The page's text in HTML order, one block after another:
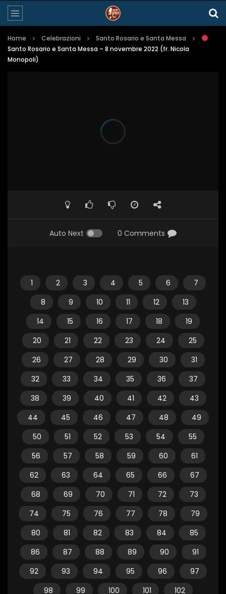
Home Celebrazioni
Santo Rosario e Santa Messa
Santo Rosario e Santa Messa – 8 novembre 2022 (fr. Nicola
Monopoli)
Auto Next 0 Comments
1 2 3 4 5 6
7
8
9 10 11 12
13
14
15 16 17 18
19
20
21 22 23 24
25
26
27 28 29 30
31
32
33 34 35 36
37
38
39 40 41 42
43
44
45 46 47 48
49
50
51 52 53 54
55
56
57 58 59 60
61
62
63 64 65 66
67
68
69 70 71 72
73
74
75 76 77 78
79
80
81 82 83 84
85
86
87 88 89 90
91
92
93 94 95 96
97
98
99 100 101
102